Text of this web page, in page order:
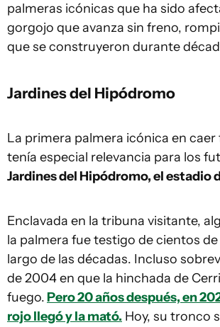
palmeras icónicas que ha sido
gorgojo que avanza sin freno,
que se construyeron durante
Jardines del Hipódromo
La primera palmera icónica en caer
tenía especial relevancia para los
Jardines del Hipódromo, el estadio
Enclavada en la tribuna visitante,
la palmera fue testigo de cientos
largo de las décadas. Incluso
de 2004 en que la hinchada de
fuego.Pero 20 años después, en
rojo llegó y la mató. Hoy, su tronco